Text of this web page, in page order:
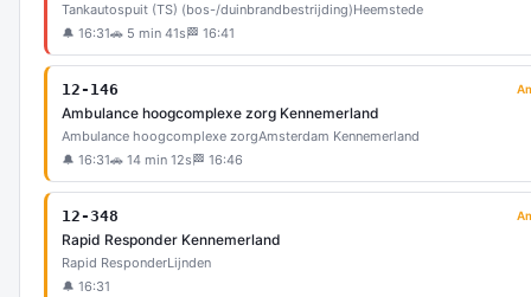
Tankautospuit (TS) (bos-/duinbrandbestrijding)Heemstede
🔔 16:31🚗 5 min 41s 🏁 16:41
12-146
Ambulance hoogcomplexe zorg Kennemerland
Ambulance hoogcomplexe zorgAmsterdam Kennemerland
🔔 16:31🚗 14 min 12s 🏁 16:46
12-348
Rapid Responder Kennemerland
Rapid ResponderLijnden
🔔 16:31